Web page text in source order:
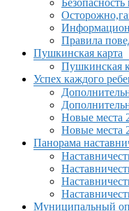
Правила
Пушкинская карта
Пушкинская
Успех каждого
Новые места
Новые места
Панорама
Муниципальный